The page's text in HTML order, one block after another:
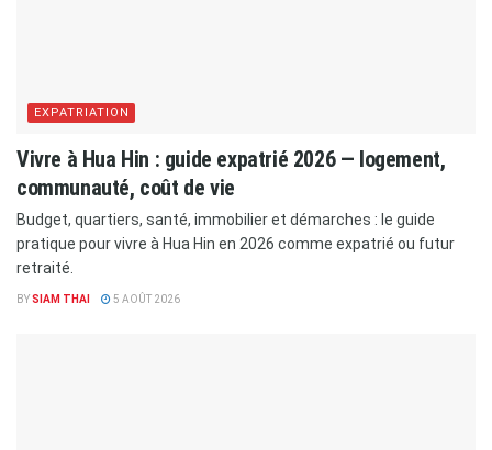
EXPATRIATION
Vivre à Hua Hin : guide expatrié 2026 — logement,
communauté, coût de vie
Budget, quartiers, santé, immobilier et démarches : le guide
pratique pour vivre à Hua Hin en 2026 comme expatrié ou futur
retraité.
BYSIAM THAI 5 AOÛT 2026